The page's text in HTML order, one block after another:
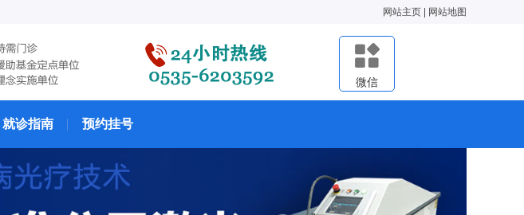
网站主页 网站地图
微信
就诊指南 预约挂号